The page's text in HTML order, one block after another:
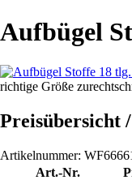
Aufbügel
richtige Größe
Preisübersicht
Artikelnummer:
Art.-Nr.